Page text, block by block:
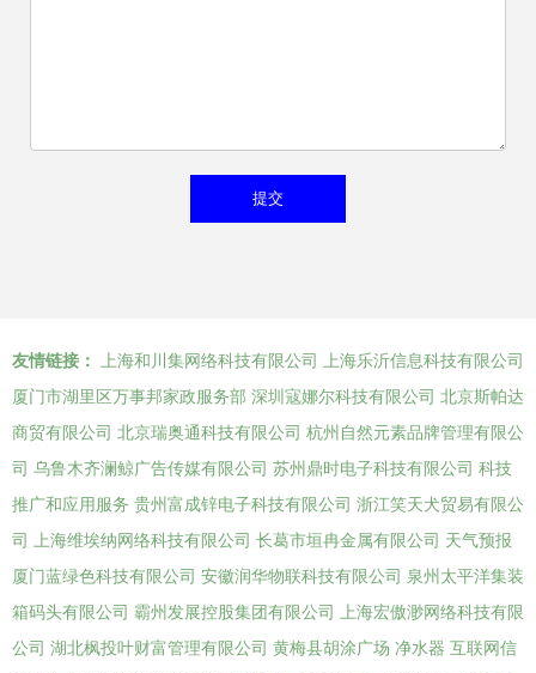
友情链接： 上海和川集网络科技有限公司
上海乐沂信息科技有限公司
厦门市湖里区万事邦家政服务部 深圳寇娜尔科技有限公司 北京斯帕达
商贸有限公司 北京瑞奥通科技有限公司 杭州自然元素品牌管理有限公
司 乌鲁木齐澜鲸广告传媒有限公司 苏州鼎时电子科技有限公司 科技
推广和应用服务 贵州富成锌电子科技有限公司 浙江笑天犬贸易有限公
司
上海维埃纳网络科技有限公司 长葛市垣冉金属有限公司 天气预报
厦门蓝绿色科技有限公司 安徽润华物联科技有限公司 泉州太平洋集装
箱码头有限公司 霸州发展控股集团有限公司
上海宏傲渺网络科技有限
公司 湖北枫投叶财富管理有限公司 黄梅县胡涂广场 净水器 互联网信